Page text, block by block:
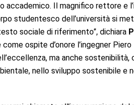
accademico. Il magnifico rettore e
studentesco dell’università si
sociale di riferimento”, dichiara
ospite d’onore l’ingegner
ma anche sostenibilità,
nello sviluppo sostenibile e